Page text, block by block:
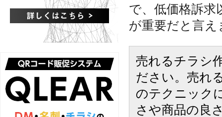
で、低価格訴求
が重要だと言え
売れるチラシ
ださい。売れ
のテクニック
さや商品の良